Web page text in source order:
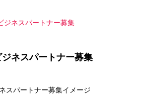
ネスパートナー募集
ネスパートナー募集